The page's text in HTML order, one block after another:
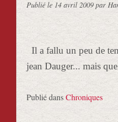
Publié le 14 avril 2009 par
Il a fallu un peu de
jean Dauger... mais
Publié dansChroniques